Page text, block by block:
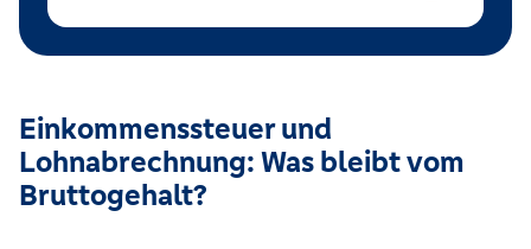
Einkommenssteuer und
Lohnabrechnung: Was bleibt vom
Bruttogehalt?